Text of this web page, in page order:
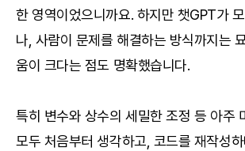
한 영역이었으니까요. 하지만 챗GPT가
나, 사람이 문제를 해결하는 방식까지는
움이 크다는 점도 명확했습니다.
특히 변수와 상수의 세밀한 조정 등 아주
모두 처음부터 생각하고, 코드를 재작성하